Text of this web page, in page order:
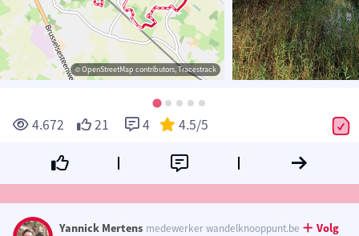
© OpenStreetMap contributors, Tracestrack
4.672 21 4 4.5/5
Yannick Mertens medewerker wandelknooppunt.be
Volg